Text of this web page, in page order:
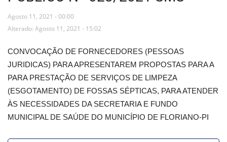
Editais
Floriano
Secretarias e Órgãos
Mural de Licitações
Notícias
Agosto 11, 2021 - 00:00
Alterado: Agosto 11, 2021 - 15:02
CONVOCAÇÃO DE FORNECEDORES (PESSOAS
JURIDICAS) PARA APRESENTAREM PROPOSTAS PARA A
PARA PRESTAÇÃO DE SERVIÇOS DE LIMPEZA
(ESGOTAMENTO) DE FOSSAS SÉPTICAS, PARA ATENDER
ÀS NECESSIDADES DA SECRETARIA E FUNDO
MUNICIPAL DE SAÚDE DO MUNICÍPIO DE FLORIANO-PI